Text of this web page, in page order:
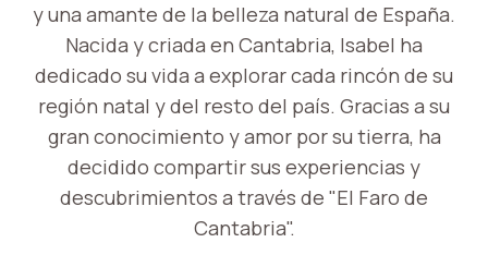
y una amante de la belleza natural de España.
Nacida y criada en Cantabria, Isabel ha
dedicado su vida a explorar cada rincón de su
región natal y del resto del país. Gracias a su
gran conocimiento y amor por su tierra, ha
decidido compartir sus experiencias y
descubrimientos a través de "El Faro de
Cantabria".